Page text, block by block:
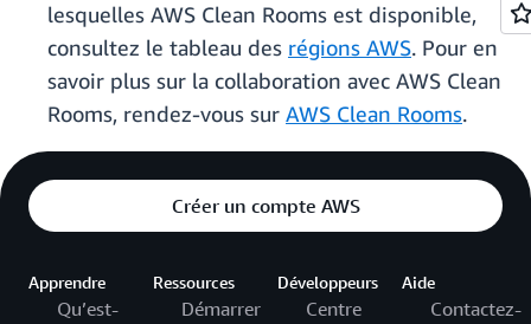
lesquelles AWS Clean Rooms est disponible,
consultez le tableau des régions AWS. Pour en
savoir plus sur la collaboration avec AWS Clean
Rooms, rendez-vous sur AWS Clean Rooms.
Créer un compte AWS
Apprendre
Qu’est-
Ressources
Démarrer
Développeurs
Centre
Aide
Contactez-